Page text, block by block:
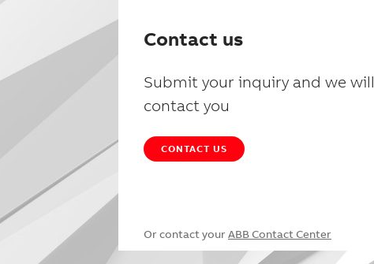
Contact us
Submit your inquiry and we will
contact you
CONTACT US
Or contact your ABB Contact Center